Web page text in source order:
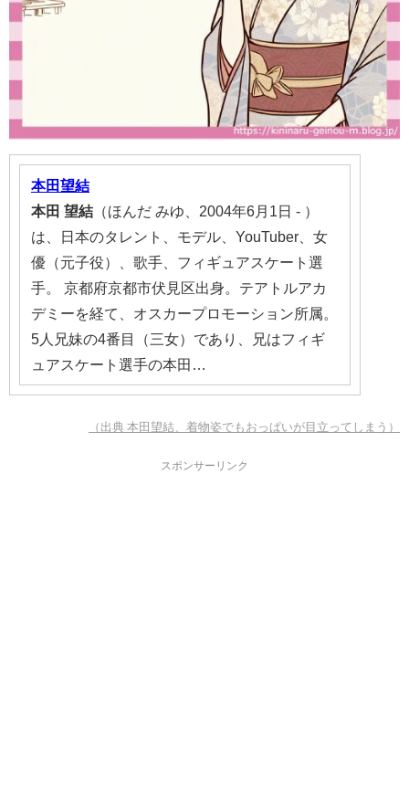
本田望結
本田 望結 （ほんだ みゆ、2004年6月1日 - ）
は、日本のタレント、モデル、YouTuber、女
優（元子役）、歌手、フィギュアスケート選
手。 京都府京都市伏見区出身。テアトルアカ
デミーを経て、オスカープロモーション所属。
5人兄妹の4番目（三女）であり、兄はフィギ
ュアスケート選手の本田
（出典 本田望結、着物姿でもおっぱいが目立ってしまう）
スポンサーリンク